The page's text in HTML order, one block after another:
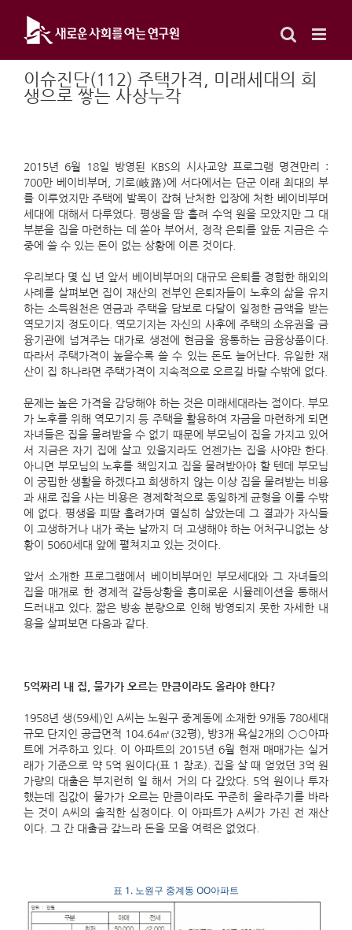
content
이슈진단(112) 주택가격, 미래세대의 희
생으로 쌓는 사상누각
2015년 6월 18일 방영된 KBS의 시사교양 프로그램 명견만리 :
700만 베이비부머, 기로(岐路)에 서다에서는 단군 이래 최대의 부
를 이루었지만 주택에 발목이 잡혀 난처한 입장에 처한 베이비부머
세대에 대해서 다루었다. 평생을 땀 흘려 수억 원을 모았지만 그 대
부분을 집을 마련하는 데 쏟아 부어서, 정작 은퇴를 앞둔 지금은 수
중에 쓸 수 있는 돈이 없는 상황에 이른 것이다.
우리보다 몇 십 년 앞서 베이비부머의 대규모 은퇴를 경험한 해외의
사례를 살펴보면 집이 재산의 전부인 은퇴자들이 노후의 삶을 유지
하는 소득원천은 연금과 주택을 담보로 다달이 일정한 금액을 받는
역모기지 정도이다. 역모기지는 자신의 사후에 주택의 소유권을 금
융기관에 넘겨주는 대가로 생전에 현금을 융통하는 금융상품이다.
따라서 주택가격이 높을수록 쓸 수 있는 돈도 늘어난다. 유일한 재
산이 집 하나라면 주택가격이 지속적으로 오르길 바랄 수밖에 없다.
문제는 높은 가격을 감당해야 하는 것은 미래세대라는 점이다. 부모
가 노후를 위해 역모기지 등 주택을 활용하여 자금을 마련하게 되면
자녀들은 집을 물려받을 수 없기 때문에 부모님이 집을 가지고 있어
서 지금은 자기 집에 살고 있을지라도 언젠가는 집을 사야만 한다.
아니면 부모님의 노후를 책임지고 집을 물려받아야 할 텐데 부모님
이 궁핍한 생활을 하겠다고 희생하지 않는 이상 집을 물려받는 비용
과 새로 집을 사는 비용은 경제학적으로 동일하게 균형을 이룰 수밖
에 없다. 평생을 피땀 흘려가며 열심히 살았는데 그 결과가 자식들
이 고생하거나 내가 죽는 날까지 더 고생해야 하는 어처구니없는 상
황이 5060세대 앞에 펼쳐지고 있는 것이다.
앞서 소개한 프로그램에서 베이비부머인 부모세대와 그 자녀들의
집을 매개로 한 경제적 갈등상황을 흥미로운 시뮬레이션을 통해서
드러내고 있다. 짧은 방송 분량으로 인해 방영되지 못한 자세한 내
용을 살펴보면 다음과 같다.
5억짜리 내 집, 물가가 오르는 만큼이라도 올라야 한다?
1958년 생(59세)인 A씨는 노원구 중계동에 소재한 9개동 780세대
규모 단지인 공급면적 104.64㎡(32평), 방3개 욕실2개의 ○○아파
트에 거주하고 있다. 이 아파트의 2015년 6월 현재 매매가는 실거
래가 기준으로 약 5억 원이다(표 1 참조). 집을 살 때 얻었던 3억 원
가량의 대출은 부지런히 일 해서 거의 다 갚았다. 5억 원이나 투자
했는데 집값이 물가가 오르는 만큼이라도 꾸준히 올라주기를 바라
는 것이 A씨의 솔직한 심정이다. 이 아파트가 A씨가 가진 전 재산
이다. 그 간 대출금 갚느라 돈을 모을 여력은 없었다.
표 1. 노원구 중계동 OO아파트